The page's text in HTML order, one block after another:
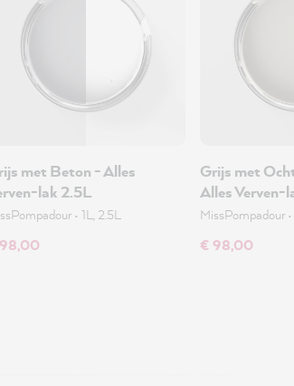
met Beton - Alles
lak 2.5L
• 1L, 2.5L
Grijs met
Alles Verven-
MissPompadour •
€ 98,00